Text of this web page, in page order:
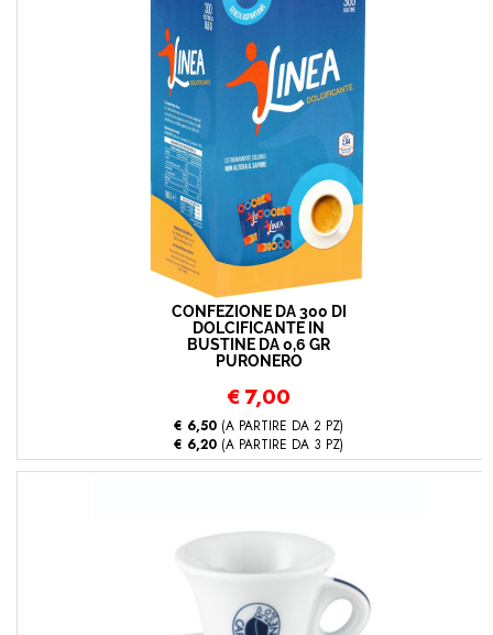
CONFEZIONE DA 300 DI
DOLCIFICANTE IN
BUSTINE DA 0,6 GR
PURONERO
€ 7,00
€ 6,50 (A PARTIRE DA 2 PZ)
€ 6,20 (A PARTIRE DA 3 PZ)